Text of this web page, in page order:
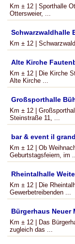
Km ± 12 | Sporthalle
Ottersweier, ...
Schwarzwaldhalle
Km ± 12 |
Alte Kirche
Km ± 12 | Die Kirche
Alte Kirche ...
Großsporthalle
Km ± 12 |
Steinstraße 11, ...
bar & event il
Km ± 12 | Ob
Geburtstagsfeiern, im
Rheintalhalle
Km ± 12 | Die
Gewerbetreibenden ...
Bürgerhaus Neuer
Km ± 12 | Das
zugleich das ...